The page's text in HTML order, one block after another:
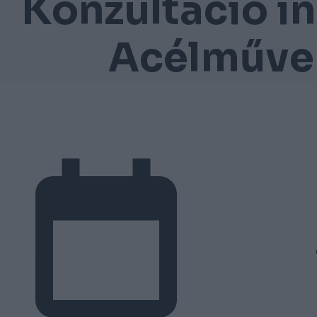
Konzultáció